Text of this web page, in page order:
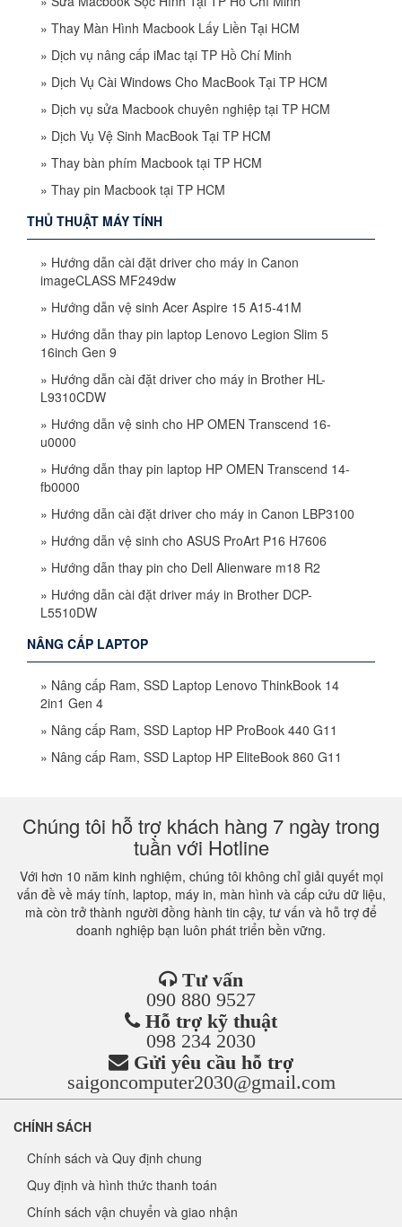
» Thay Màn Hình Macbook Lấy Liền Tại HCM
» Dịch vụ nâng cấp iMac tại TP Hồ Chí Minh
» Dịch Vụ Cài Windows Cho MacBook Tại TP HCM
» Dịch vụ sửa Macbook chuyên nghiệp tại TP HCM
» Dịch Vụ Vệ Sinh MacBook Tại TP HCM
» Thay bàn phím Macbook tại TP HCM
» Thay pin Macbook tại TP HCM
THỦ THUẬT MÁY TÍNH
» Hướng dẫn cài đặt driver cho máy in Canon
imageCLASS MF249dw
» Hướng dẫn vệ sinh Acer Aspire 15 A15-41M
» Hướng dẫn thay pin laptop Lenovo Legion Slim 5
16inch Gen 9
» Hướng dẫn cài đặt driver cho máy in Brother HL-
L9310CDW
» Hướng dẫn vệ sinh cho HP OMEN Transcend 16-
u0000
» Hướng dẫn thay pin laptop HP OMEN Transcend 14-
fb0000
» Hướng dẫn cài đặt driver cho máy in Canon LBP3100
» Hướng dẫn vệ sinh cho ASUS ProArt P16 H7606
» Hướng dẫn thay pin cho Dell Alienware m18 R2
» Hướng dẫn cài đặt driver máy in Brother DCP-
L5510DW
NÂNG CẤP LAPTOP
» Nâng cấp Ram, SSD Laptop Lenovo ThinkBook 14
2in1 Gen 4
» Nâng cấp Ram, SSD Laptop HP ProBook 440 G11
» Nâng cấp Ram, SSD Laptop HP EliteBook 860 G11
Chúng tôi hỗ trợ khách hàng 7 ngày trong
tuần với Hotline
Với hơn 10 năm kinh nghiệm, chúng tôi không chỉ giải quyết mọi
vấn đề về máy tính, laptop, máy in, màn hình và cấp cứu dữ liệu,
mà còn trở thành người đồng hành tin cậy, tư vấn và hỗ trợ để
doanh nghiệp bạn luôn phát triển bền vững.
Tư vấn
090 880 9527
Hỗ trợ kỹ thuật
098 234 2030
Gửi yêu cầu hỗ trợ
saigoncomputer2030@gmail.com
CHÍNH SÁCH
Chính sách và Quy định chung
Quy định và hình thức thanh toán
Chính sách vận chuyển và giao nhận